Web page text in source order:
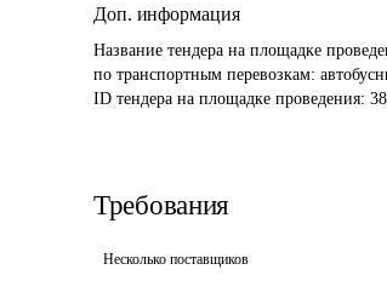
Доп. информация
Название тендера на площадке
по транспортным перевозкам:
ID тендера на площадке проведения:
Требования
Несколько поставщиков